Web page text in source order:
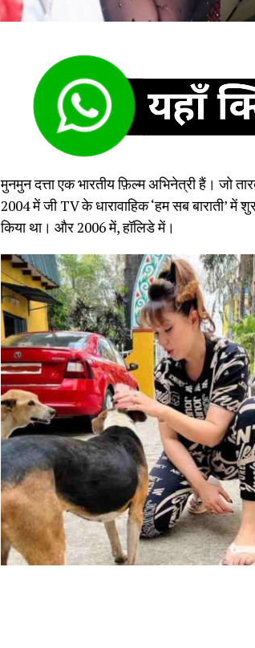
मुनमुन दत्ता एक भारतीय फ़िल्म अभिनेत्री हैं। जो
2004 में जी TV के धारावाहिक ‘हम सब बाराती’
किया था। और 2006 में, हॉलिडे में।